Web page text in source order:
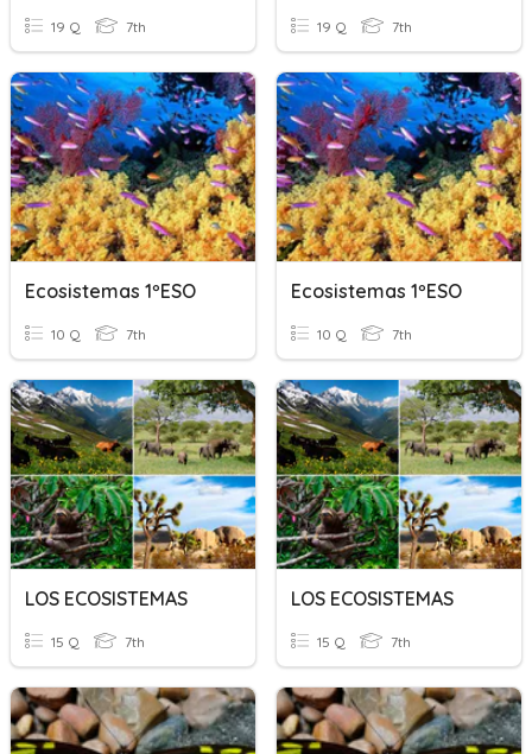
19 Q 7th 19 Q 7th
Ecosistemas 1ºESO
10 Q 7th
Ecosistemas 1ºESO
10 Q 7th
LOS ECOSISTEMAS
15 Q 7th
LOS ECOSISTEMAS
15 Q 7th